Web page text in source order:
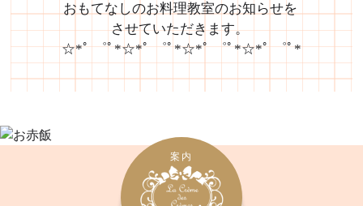
おもてなしのお料理教室のお知らせを
させていただきます。
☆*ﾟ ゜ﾟ*☆*ﾟ ゜ﾟ*☆*ﾟ ゜ﾟ*☆*ﾟ ゜ﾟ*
案内